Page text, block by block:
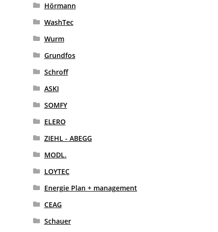
Hörmann
WashTec
Wurm
Grundfos
Schroff
ASKI
SOMFY
ELERO
ZIEHL - ABEGG
MODL.
LOYTEC
Energie Plan + management
CEAG
Schauer